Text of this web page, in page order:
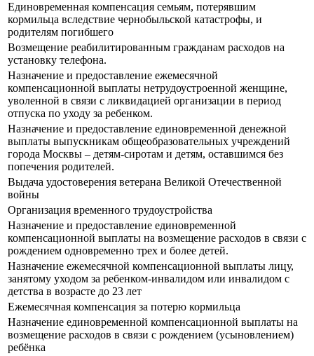
Единовременная компенсация семьям, потерявшим
кормильца вследствие чернобыльской катастрофы, и
родителям погибшего
Возмещение реабилитированным гражданам расходов на
установку телефона.
Назначение и предоставление ежемесячной
компенсационной выплаты нетрудоустроенной женщине,
уволенной в связи с ликвидацией организации в период
отпуска по уходу за ребенком.
Назначение и предоставление единовременной денежной
выплаты выпускникам общеобразовательных учреждений
города Москвы – детям-сиротам и детям, оставшимся без
попечения родителей.
Выдача удостоверения ветерана Великой Отечественной
войны
Организация временного трудоустройства
Назначение и предоставление единовременной
компенсационной выплаты на возмещение расходов в связи с
рождением одновременно трех и более детей.
Назначение ежемесячной компенсационной выплаты лицу,
занятому уходом за ребенком-инвалидом или инвалидом с
детства в возрасте до 23 лет
Ежемесячная компенсация за потерю кормильца
Назначение единовременной компенсационной выплаты на
возмещение расходов в связи с рождением (усыновлением)
ребёнка